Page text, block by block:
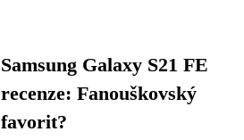
Samsung Galaxy S21 FE
recenze: Fanouškovský
favorit?